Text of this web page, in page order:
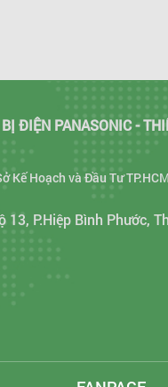
ĐIỆN PANASONIC -
Kế Hoạch và Đầu Tư
P.Hiệp Bình Phước,